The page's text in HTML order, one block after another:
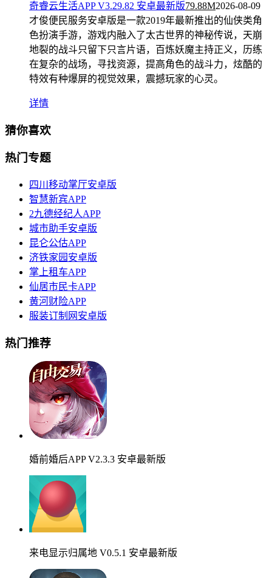
奇睿云生活APP V3.29.82 安卓最新版79.88M2026-08-09
才俊便民服务安卓版是一款2019年最新推出的仙侠类角
色扮演手游，游戏内融入了太古世界的神秘传说，天崩
地裂的战斗只留下只言片语，百炼妖魔主持正义，历练
在复杂的战场，寻找资源，提高角色的战斗力，炫酷的
特效有种爆屏的视觉效果，震撼玩家的心灵。
详情
猜你喜欢
热门专题
四川移动掌厅安卓版
智慧新宾APP
2九德经纪人APP
城市助手安卓版
昆仑公估APP
济铁家园安卓版
掌上租车APP
仙居市民卡APP
黄河财险APP
服装订制网安卓版
热门推荐
婚前婚后APP V2.3.3 安卓最新版
来电显示归属地 V0.5.1 安卓最新版